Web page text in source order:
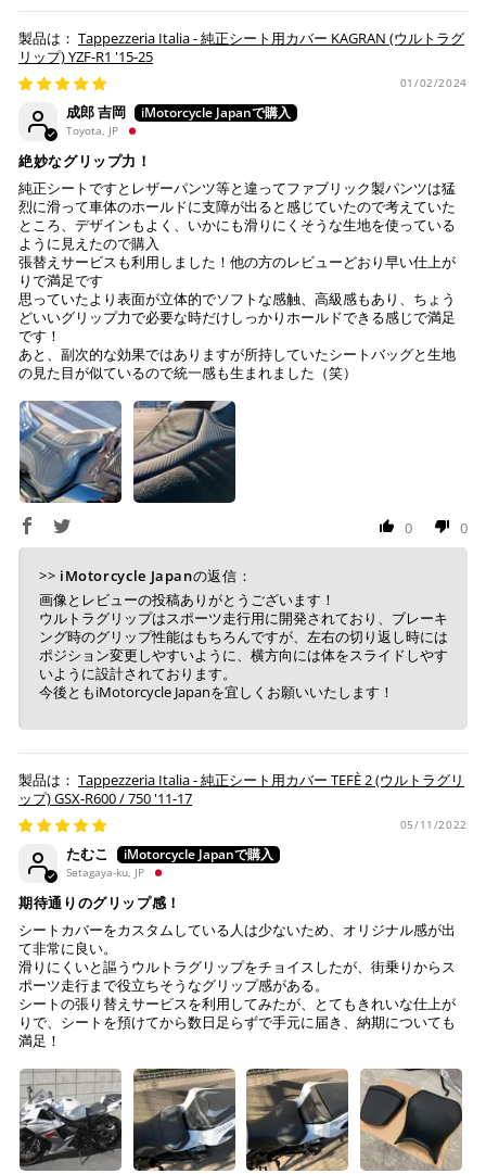
納期について
お預かりするシートは間違いなく該当車種専用の純正シ
ートで、加工をしていない
純正シートにダメージはない (シートベースの歪みや割
れ、スポンジの破れ等)
Tappezzeria Italia製品は、純正シートの形状に合わせて
製造されておりますが、シートの状態により弊社で作業
不可と判断した場合には、ご連絡の上返送させていただ
く場合もございます。
送っていただいた純正シートが、適合外の車両と発覚
任を負いません。
作業後、仕上がりを確認し発送させていただきますの
で、その後の張り直しについてはお受けできかねます。
※ 楽天ポイントが貯まるのは楽天カード・楽天ポイン
ト・楽天ペイ残高でのお支払いに限ります。
※ 現在楽天ペイでご使用頂けるクレジットカードは
Visa、Mastercard、JCBのみです。
キャッシュレス決済
上記キャッシュレス決済アカウントからご希望のお支払
い方法をご選択頂き、クリックするだけで簡単に支払い
が完了します。
※ ご利用には事前にPayPay、Apple Payの利用登録が
必要です。
コンビニ決済(事前決済)
上記コンビニでお支払い頂けます。
入金確認が取れ次第、商品を手配させて頂きます。
店内端末にて操作後、レジにてお支払いください。
※ 支払期限はご注文日より7日以内とさせて頂いてお
り、万が一過ぎてしまった場合は自動でご注文はキャン
セルとなります。
せん。
※ お支払いは現金のみとなります。
銀行振込
ご注文時に情報をお知らせ致しますので、指定の口座に
お振り込みください。
入金確認が取れ次第、商品を手配させて頂きます。
※ お支払期限はご注文日より7日以内とさせて頂いてお
せて頂きます。
※ 振込手数料はご負担ください。
Tappezzeria Italia - 純正シート用カバー KAGRAN (ウルトラグ
リップ) YZF-R1 '15-25
01/02/2024
成郎 吉岡
Toyota, JP
絶妙なグリップ力！
純正シートですとレザーパンツ等と違ってファブリック製パンツは猛
烈に滑って車体のホールドに支障が出ると感じていたので考えていた
ところ、デザインもよく、いかにも滑りにくそうな生地を使っている
ように見えたので購入
張替えサービスも利用しました！他の方のレビューどおり早い仕上が
りで満足です
思っていたより表面が立体的でソフトな感触、高級感もあり、ちょう
どいいグリップ力で必要な時だけしっかりホールドできる感じで満足
です！
あと、副次的な効果ではありますが所持していたシートバッグと生地
の見た目が似ているので統一感も生まれました（笑）
0 0
>> iMotorcycle Japanの返信：
画像とレビューの投稿ありがとうございます！
ウルトラグリップはスポーツ走行用に開発されており、ブレーキ
ング時のグリップ性能はもちろんですが、左右の切り返し時には
ポジション変更しやすいように、横方向には体をスライドしやす
いように設計されております。
今後ともiMotorcycle Japanを宜しくお願いいたします！
Tappezzeria Italia - 純正シート用カバー TEFÈ 2 (ウルトラグリ
ップ) GSX-R600 / 750 '11-17
05/11/2022
たむこ
Setagaya-ku, JP
期待通りのグリップ感！
シートカバーをカスタムしている人は少ないため、オリジナル感が出
て非常に良い。
滑りにくいと謳うウルトラグリップをチョイスしたが、街乗りからス
ポーツ走行まで役立ちそうなグリップ感がある。
シートの張り替えサービスを利用してみたが、とてもきれいな仕上が
りで、シートを預けてから数日足らずで手元に届き、納期についても
満足！